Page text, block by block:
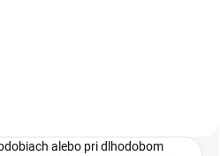
alebo pri dlhodobom